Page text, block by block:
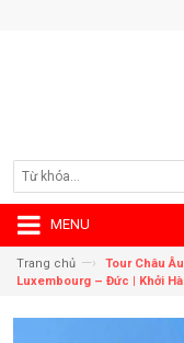
MENU
Trang chủ —›
Tour Châu
Luxembourg – Đức | Khởi